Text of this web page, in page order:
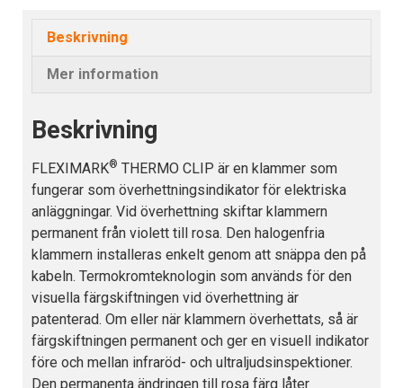
Beskrivning
Mer information
Beskrivning
FLEXIMARK® THERMO CLIP är en klammer som
fungerar som överhettningsindikator för elektriska
anläggningar. Vid överhettning skiftar klammern
permanent från violett till rosa. Den halogenfria
klammern installeras enkelt genom att snäppa den på
kabeln. Termokromteknologin som används för den
visuella färgskiftningen vid överhettning är
patenterad. Om eller när klammern överhettats, så är
färgskiftningen permanent och ger en visuell indikator
före och mellan infraröd- och ultraljudsinspektioner.
Den permanenta ändringen till rosa färg låter